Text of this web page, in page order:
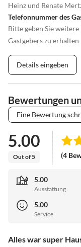
Heinz und Renate
Telefonnummer des
Bitte geben Sie
Gastgebers zu erhalten
Details eingeben
Bewertungen
Eine Bewertung
5.00
Out of 5 (4
5.00
Ausstattung
5.00
Service
Alles war super